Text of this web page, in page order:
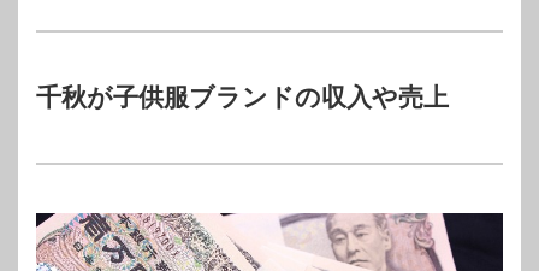
千秋が子供服ブランドの収入や売上